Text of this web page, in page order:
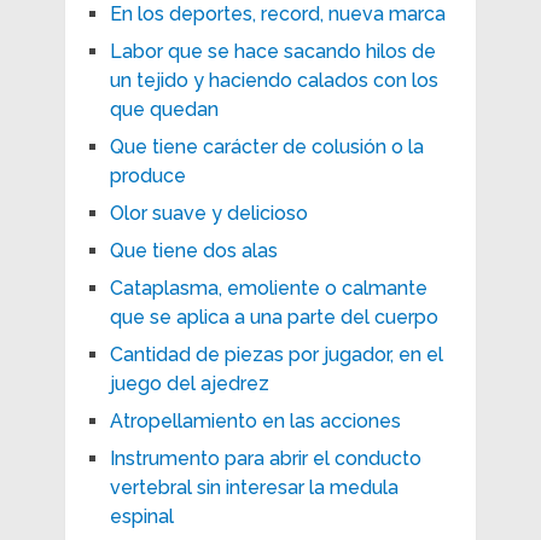
En los deportes, record, nueva marca
Labor que se hace sacando hilos de
un tejido y haciendo calados con los
que quedan
Que tiene carácter de colusión o la
produce
Olor suave y delicioso
Que tiene dos alas
Cataplasma, emoliente o calmante
que se aplica a una parte del cuerpo
Cantidad de piezas por jugador, en el
juego del ajedrez
Atropellamiento en las acciones
Instrumento para abrir el conducto
vertebral sin interesar la medula
espinal